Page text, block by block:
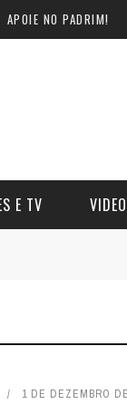
APOIE NO PADRIM!
E TV
1 DE DEZEMBRO